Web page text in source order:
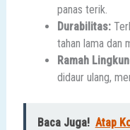
panas terik.
Durabilitas:
tahan lama dan
Ramah
didaur ulang,
Baca Juga! Atap